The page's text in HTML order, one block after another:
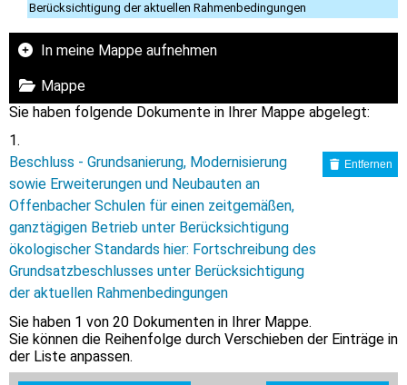
Berücksichtigung der aktuellen Rahmenbedingungen
In meine Mappe aufnehmen
Mappe
Sie haben folgende Dokumente in Ihrer Mappe abgelegt:
Beschluss - Grundsanierung, Modernisierung
sowie Erweiterungen und Neubauten an
Offenbacher Schulen für einen zeitgemäßen,
ganztägigen Betrieb unter Berücksichtigung
ökologischer Standards hier: Fortschreibung des
Grundsatzbeschlusses unter Berücksichtigung
der aktuellen Rahmenbedingungen
Entfernen
Sie haben 1 von 20 Dokumenten in Ihrer Mappe.
Sie können die Reihenfolge durch Verschieben der Einträge in
der Liste anpassen.